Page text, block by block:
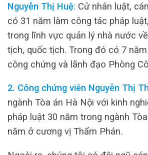
Nguyễn Thị Huệ: Cử nhân luật,
có 31 năm làm công tác pháp
trong lĩnh vực quản lý nhà nước
tịch, quốc tịch. Trong đó có 7
công chứng và lãnh đạo Phòng
2. Công chứng viên Nguyễn Thị
ngành Tòa án Hà Nội với kinh
pháp luật 30 năm trong ngành
năm ở cương vị Thẩm Phán.